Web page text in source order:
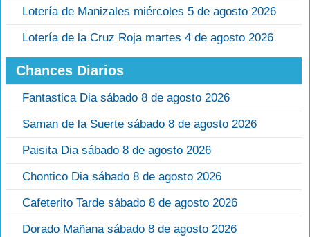
Lotería de Manizales miércoles 5 de agosto 2026
Lotería de la Cruz Roja martes 4 de agosto 2026
Chances Diarios
Fantastica Dia sábado 8 de agosto 2026
Saman de la Suerte sábado 8 de agosto 2026
Paisita Dia sábado 8 de agosto 2026
Chontico Dia sábado 8 de agosto 2026
Cafeterito Tarde sábado 8 de agosto 2026
Dorado Mañana sábado 8 de agosto 2026